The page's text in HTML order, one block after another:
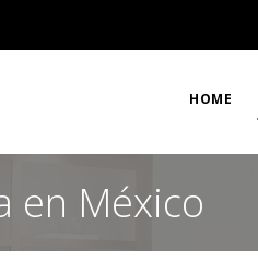
HOME
en México